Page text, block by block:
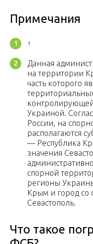
Примечания
↑
Данная
на территории
часть которого
Украиной.
России, на
располагаются
— Республика
значения
спорной
регионы
Крым и город со
Севастополь.
Что такое